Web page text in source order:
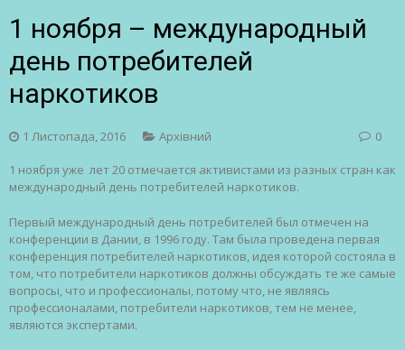
1 ноября – международный
день потребителей
наркотиков
1 Листопада, 2016 Архівний 0
1 ноября уже лет 20 отмечается активистами из разных стран как
международный день потребителей наркотиков.
Первый международный день потребителей был отмечен на
конференции в Дании, в 1996 году. Там была проведена первая
конференция потребителей наркотиков, идея которой состояла в
том, что потребители наркотиков должны обсуждать те же самые
вопросы, что и профессионалы, потому что, не являясь
профессионалами, потребители наркотиков, тем не менее,
являются экспертами.